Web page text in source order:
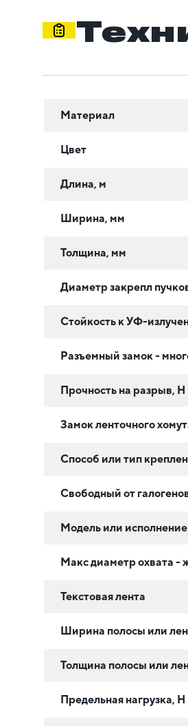
Материал
Цвет
Длина, м
Ширина, мм
Толщина, мм
Диаметр закрепл
Стойкость к УФ-
Разъемный замок -
Прочность на разрыв, Н
Замок ленточного
Способ или тип
Свободный от
Модель или исполнение
Макс диаметр охвата -
Текстовая лента
Ширина полосы или
Толщина полосы или
Предельная нагрузка, Н